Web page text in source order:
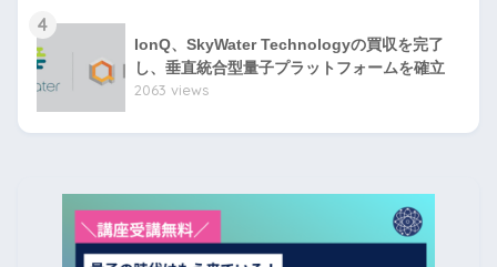
4
IonQ、SkyWater Technologyの買収を完了
し、垂直統合型量子プラットフォームを確立
2063 views